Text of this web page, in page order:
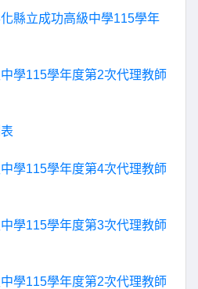
化縣立成功高級中學115學年
學115學年度第2次代理教師
學115學年度第4次代理教師
學115學年度第3次代理教師
學115學年度第2次代理教師